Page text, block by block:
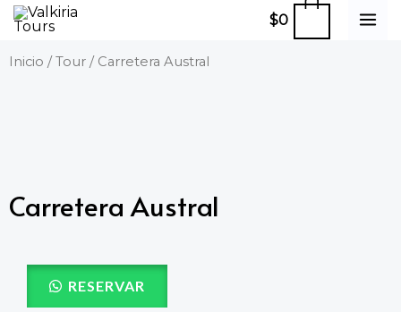
contenido
$0
Inicio /Tour / Carretera Austral
Carretera Austral
RESERVAR